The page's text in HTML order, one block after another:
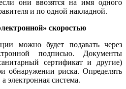
они ввозятся на имя одного
и по одной накладной.
скоростью
можно будет подавать через
подписью. Документы
сертификат и другие)
обнаружении риска. Определять
электронная система.